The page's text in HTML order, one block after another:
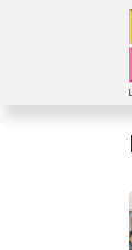
Se rendre au